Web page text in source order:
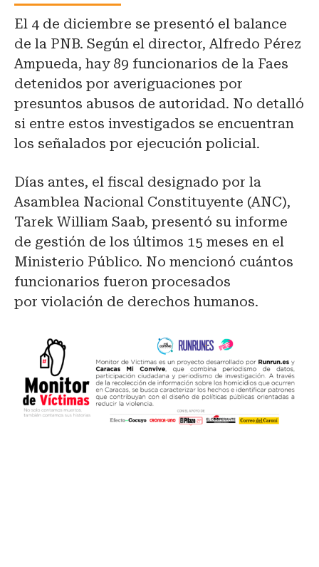
El 4 de diciembre se presentó el balance
de la PNB. Según el director, Alfredo Pérez
Ampueda, hay 89 funcionarios de la Faes
detenidos por averiguaciones por
presuntos abusos de autoridad. No detalló
si entre estos investigados se encuentran
los señalados por ejecución policial.
Días antes, el fiscal designado por la
Asamblea Nacional Constituyente (ANC),
Tarek William Saab, presentó su informe
de gestión de los últimos 15 meses en el
Ministerio Público. No mencionó cuántos
funcionarios fueron procesados
por violación de derechos humanos.